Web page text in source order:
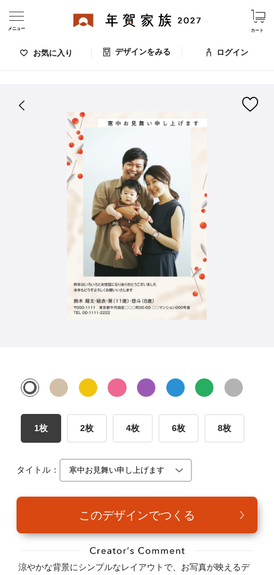
お気に入り デザインをみる
カート
ログイン
メニュー
デザインをみる
お気に入りのデザイン
お支払い方法
ご利用ガイド
年賀家族について
サービス詳細
お問い合わせ
1枚 2枚 4枚 6枚 8枚
タイトル：
涼やかな背景にシンプルなレイアウトで、お写真が映えるデ